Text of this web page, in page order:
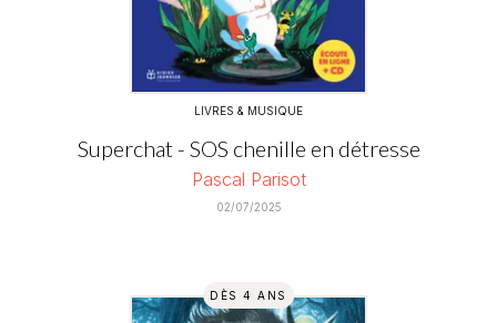
LIVRES & MUSIQUE
Superchat - SOS chenille en détresse
Pascal Parisot
02/07/2025
DÈS 4 ANS